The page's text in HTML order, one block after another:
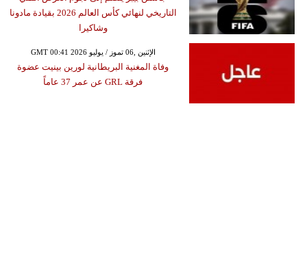
التاريخي لنهائي كأس العالم 2026 بقيادة مادونا
وشاكيرا
GMT 00:41 2026 الإثنين ,06 تموز / يوليو
وفاة المغنية البريطانية لورين بينيت عضوة
فرقة GRL عن عمر 37 عاماً